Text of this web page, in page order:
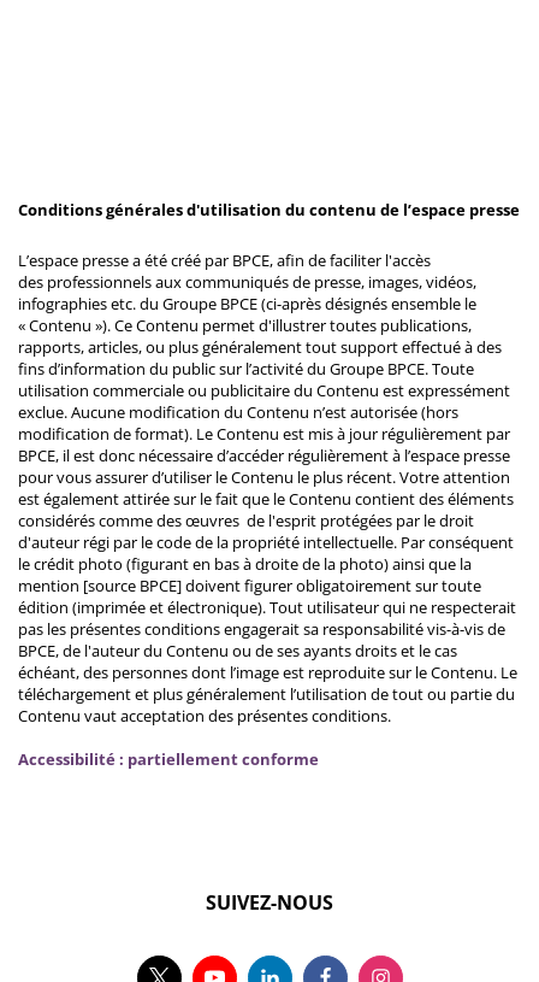
Conditions générales d'utilisation du contenu de l’espace presse
L’espace presse a été créé par BPCE, afin de faciliter l'accès
des professionnels aux communiqués de presse, images, vidéos,
infographies etc. du Groupe BPCE (ci-après désignés ensemble le
« Contenu »). Ce Contenu permet d'illustrer toutes publications,
rapports, articles, ou plus généralement tout support effectué à des
fins d’information du public sur l’activité du Groupe BPCE. Toute
utilisation commerciale ou publicitaire du Contenu est expressément
exclue. Aucune modification du Contenu n’est autorisée (hors
modification de format). Le Contenu est mis à jour régulièrement par
BPCE, il est donc nécessaire d’accéder régulièrement à l’espace presse
pour vous assurer d’utiliser le Contenu le plus récent. Votre attention
est également attirée sur le fait que le Contenu contient des éléments
considérés comme des œuvres de l'esprit protégées par le droit
d'auteur régi par le code de la propriété intellectuelle. Par conséquent
le crédit photo (figurant en bas à droite de la photo) ainsi que la
mention [source BPCE] doivent figurer obligatoirement sur toute
édition (imprimée et électronique). Tout utilisateur qui ne respecterait
pas les présentes conditions engagerait sa responsabilité vis-à-vis de
BPCE, de l'auteur du Contenu ou de ses ayants droits et le cas
échéant, des personnes dont l’image est reproduite sur le Contenu. Le
téléchargement et plus généralement l’utilisation de tout ou partie du
Contenu vaut acceptation des présentes conditions.
Accessibilité : partiellement conforme
SUIVEZ-NOUS